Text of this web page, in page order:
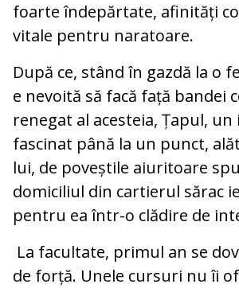
foarte îndepărtate, afinități
vitale pentru naratoare.
După ce, stând în gazdă la o
e nevoită să facă față bandei
renegat al acesteia, Țapul,
fascinat până la un punct,
lui, de poveștile aiuritoare
domiciliul din cartierul sărac
pentru ea într-o clădire de
La facultate, primul an se
de forță. Unele cursuri nu îi